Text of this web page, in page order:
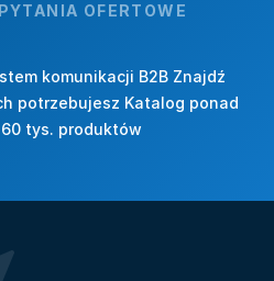
OFERTOWE
komunikacji B2B Znajdź
potrzebujesz Katalog ponad
tys. produktów